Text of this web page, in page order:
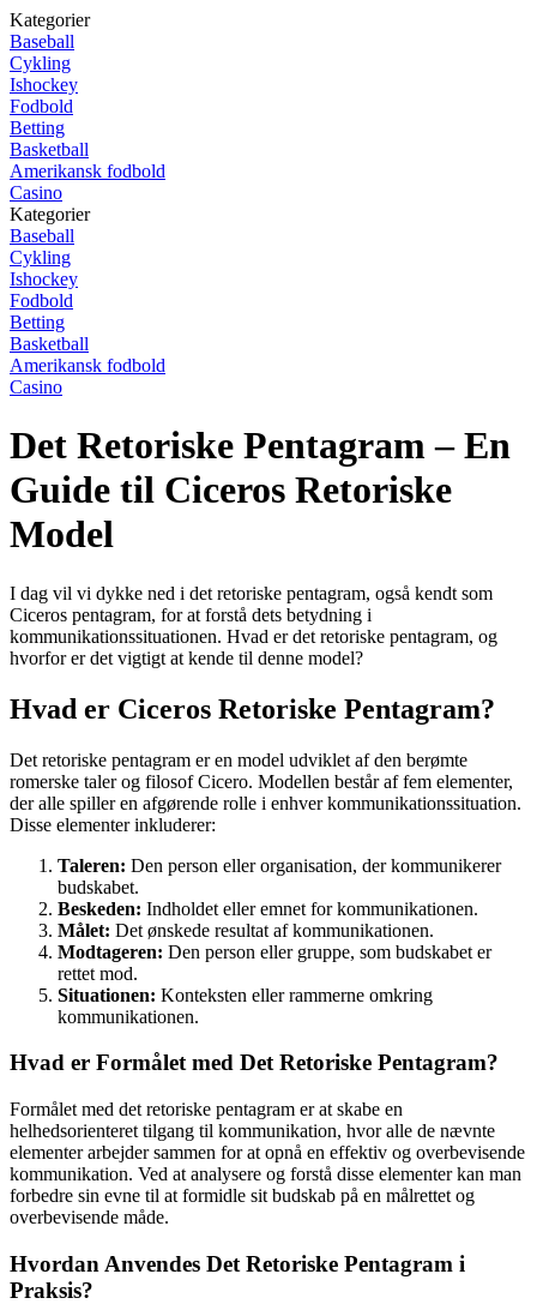
Kategorier
Baseball
Cykling
Ishockey
Fodbold
Betting
Basketball
Amerikansk fodbold
Casino
Kategorier
Baseball
Cykling
Ishockey
Fodbold
Betting
Basketball
Amerikansk fodbold
Casino
Det Retoriske Pentagram – En
Guide til Ciceros Retoriske
Model
I dag vil vi dykke ned i det retoriske pentagram, også kendt som
Ciceros pentagram, for at forstå dets betydning i
kommunikationssituationen. Hvad er det retoriske pentagram, og
hvorfor er det vigtigt at kende til denne model?
Hvad er Ciceros Retoriske Pentagram?
Det retoriske pentagram er en model udviklet af den berømte
romerske taler og filosof Cicero. Modellen består af fem elementer,
der alle spiller en afgørende rolle i enhver kommunikationssituation.
Disse elementer inkluderer:
Taleren: Den person eller organisation, der kommunikerer
budskabet.
Beskeden: Indholdet eller emnet for kommunikationen.
Målet: Det ønskede resultat af kommunikationen.
Modtageren: Den person eller gruppe, som budskabet er
rettet mod.
Situationen: Konteksten eller rammerne omkring
kommunikationen.
Hvad er Formålet med Det Retoriske Pentagram?
Formålet med det retoriske pentagram er at skabe en
helhedsorienteret tilgang til kommunikation, hvor alle de nævnte
elementer arbejder sammen for at opnå en effektiv og overbevisende
kommunikation. Ved at analysere og forstå disse elementer kan man
forbedre sin evne til at formidle sit budskab på en målrettet og
overbevisende måde.
Hvordan Anvendes Det Retoriske Pentagram i
Praksis?